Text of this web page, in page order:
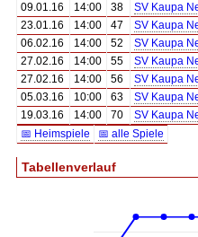
09.01.16
14:00 38 SV Kaupa
23.01.16
14:00 47 SV Kaupa
06.02.16
14:00 52 SV Kaupa
27.02.16
14:00 55 SV Kaupa
27.02.16
14:00 56 SV Kaupa
05.03.16
10:00 63 SV Kaupa
19.03.16
14:00 70 SV Kaupa
📅 Heimspiele
📅 alle Spiele
Tabellenverlauf